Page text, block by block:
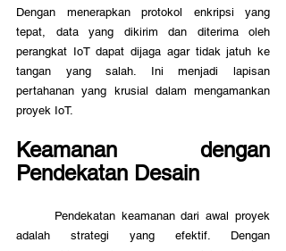
Dengan menerapkan protokol enkripsi yang
tepat, data yang dikirim dan diterima oleh
perangkat IoT dapat dijaga agar tidak jatuh ke
tangan yang salah. Ini menjadi lapisan
pertahanan yang krusial dalam mengamankan
proyek IoT.
Keamanan dengan
Pendekatan Desain
adalah strategi yang efektif. Dengan